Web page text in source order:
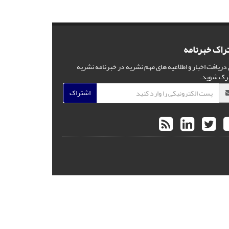
خبرنامه
دریافت اخبار و اطلاعیه های مهم نشریه در خبرنامه نشریه
شوید.
اشتراک